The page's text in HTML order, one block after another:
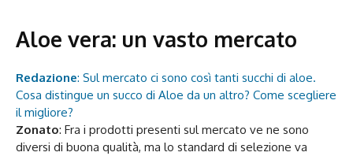
Aloe vera: un vasto mercato
Redazione: Sul mercato ci sono così tanti succhi di aloe.
Cosa distingue un succo di Aloe da un altro? Come scegliere
il migliore?
Zonato: Fra i prodotti presenti sul mercato ve ne sono
diversi di buona qualità, ma lo standard di selezione va